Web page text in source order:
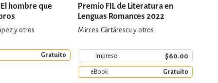
hombre que
y otros
Gratuito
Premio FIL de Literatura en
Lenguas Romances 2022
Mircea Cărtărescu y otros
Impreso $60.00
eBook Gratuito